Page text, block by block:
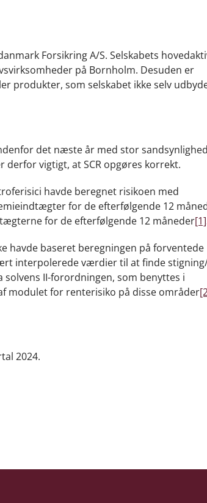
Forsikring A/S. Selskabets
på Bornholm. Desuden er
produkter, som selskabet ikke selv
det næste år med stor
derfor vigtigt, at SCR opgøres korrekt.
havde beregnet risikoen med
for de efterfølgende 12
for de efterfølgende 12 måneder[1]
havde baseret beregningen på forventede
interpolerede værdier til at finde
II-forordningen, som benyttes i
modulet for renterisiko på disse områder
2024.